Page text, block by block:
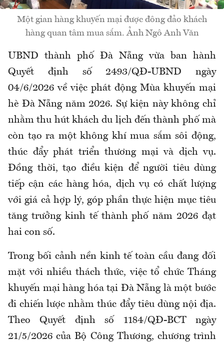
Một gian hàng khuyến mại được đông đảo khách
hàng quan tâm mua sắm. Ảnh Ngô Anh Văn
UBND thành phố Đà Nẵng vừa ban hành
Quyết định số 2493/QĐ-UBND ngày
04/6/2026 về việc phát động Mùa khuyến mại
hè Đà Nẵng năm 2026. Sự kiện này không chỉ
nhằm thu hút khách du lịch đến thành phố mà
còn tạo ra một không khí mua sắm sôi động,
thúc đẩy phát triển thương mại và dịch vụ.
Đồng thời, tạo điều kiện để người tiêu dùng
tiếp cận các hàng hóa, dịch vụ có chất lượng
với giá cả hợp lý, góp phần thực hiện mục tiêu
tăng trưởng kinh tế thành phố năm 2026 đạt
hai con số.
Trong bối cảnh nền kinh tế toàn cầu đang đối
mặt với nhiều thách thức, việc tổ chức Tháng
khuyến mại hàng hóa tại Đà Nẵng là một bước
đi chiến lược nhằm thúc đẩy tiêu dùng nội địa.
Theo Quyết định số 1184/QĐ-BCT ngày
21/5/2026 của Bộ Công Thương, chương trình